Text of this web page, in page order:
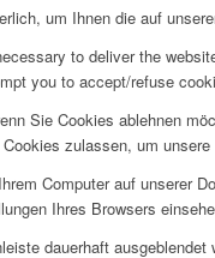
um Ihnen die auf
to deliver the
you to accept/refuse
Sie Cookies ablehnen
zulassen, um
Computer auf unserer
Ihres Browsers
dauerhaft